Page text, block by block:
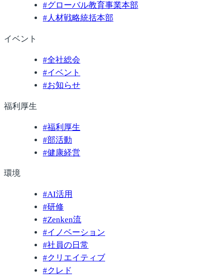
#グローバル教育事業本部
#人材戦略統括本部
イベント
#全社総会
#イベント
#お知らせ
福利厚生
#福利厚生
#部活動
#健康経営
環境
#AI活用
#研修
#Zenken流
#イノベーション
#社員の日常
#クリエイティブ
#クレド